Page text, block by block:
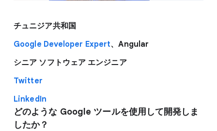
チュニジア共和国
Google Developer Expert、Angular
シニア ソフトウェア エンジニア
Twitter
LinkedIn
どのような Google ツールを使用して開発しま
したか？